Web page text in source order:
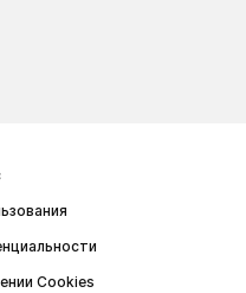
Cookies